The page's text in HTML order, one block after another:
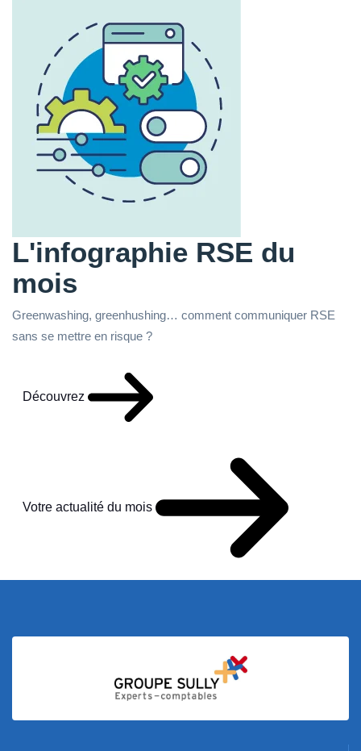
L'infographie RSE du
mois
Greenwashing, greenhushing… comment communiquer RSE
sans se mettre en risque ?
Découvrez
Votre actualité du mois